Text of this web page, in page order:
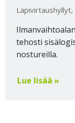
tehosti
nostureilla.
Lue lisää »